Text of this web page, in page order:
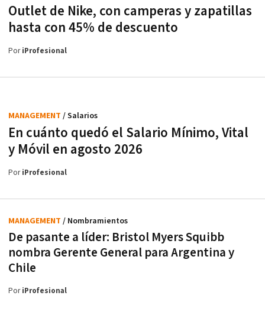
Outlet de Nike, con camperas y zapatillas
hasta con 45% de descuento
PoriProfesional
En cuánto quedó el Salario Mínimo, Vital
y Móvil en agosto 2026
MANAGEMENT / Salarios
PoriProfesional
De pasante a líder: Bristol Myers Squibb
nombra Gerente General para Argentina y
Chile
MANAGEMENT / Nombramientos
PoriProfesional